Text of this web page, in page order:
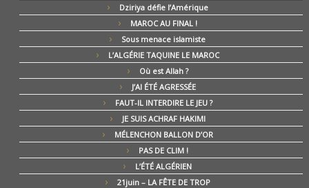
Dziriya défie l’Amérique
MAROC AU FINAL !
Sous menace islamiste
L’ALGÉRIE TAQUINE LE MAROC
Où est Allah ?
J’AI ÉTÉ AGRESSÉE
FAUT-IL INTERDIRE LE JEU ?
JE SUIS ACHRAF HAKIMI
MÉLENCHON BALLON D’OR
PAS DE CLIM !
L’ÉTÉ ALGÉRIEN
21juin – LA FÊTE DE TROP